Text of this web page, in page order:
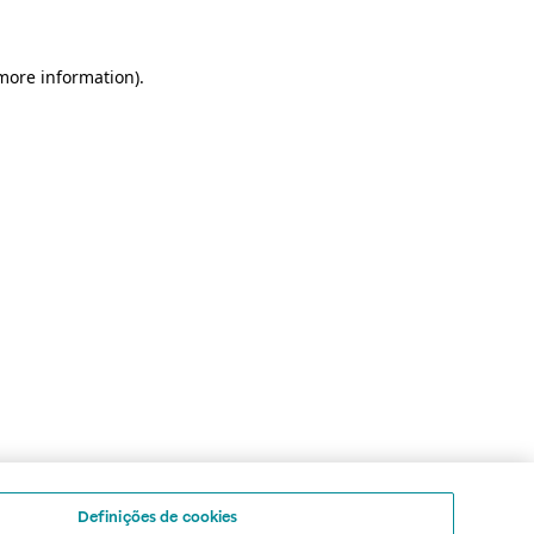
information).
Definições de cookies